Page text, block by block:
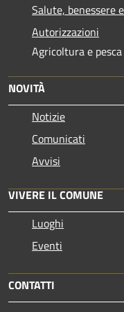
Salute, benessere
Autorizzazioni
Agricoltura e pesca
NOVITÀ
Notizie
Comunicati
Avvisi
VIVERE IL COMUNE
Luoghi
Eventi
CONTATTI